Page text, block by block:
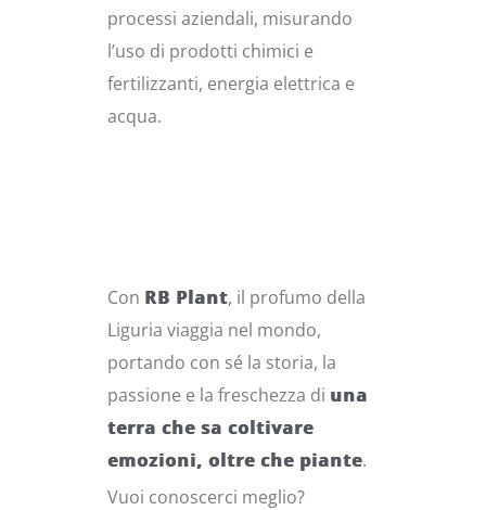
processi aziendali, misurando
l’uso di prodotti chimici e
fertilizzanti, energia elettrica e
acqua.
Con RB Plant, il profumo della
Liguria viaggia nel mondo,
portando con sé la storia, la
passione e la freschezza di una
terra che sa coltivare
emozioni, oltre che piante.
Vuoi conoscerci meglio?